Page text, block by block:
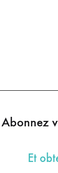
Abonnez
Et